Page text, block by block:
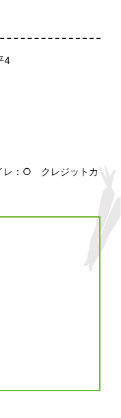
4
レ：○ クレジットカ